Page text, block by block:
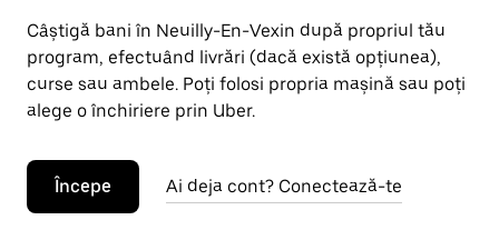
Câștigă bani în Neuilly-En-Vexin după propriul tău
program, efectuând livrări (dacă există opțiunea),
curse sau ambele. Poți folosi propria mașină sau poți
alege o închiriere prin Uber.
Începe Ai deja cont? Conectează-te